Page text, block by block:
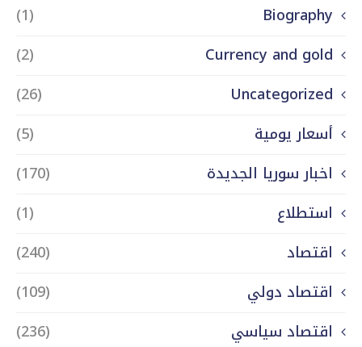
Biography
(1)
Currency and gold
(2)
Uncategorized
(26)
أسعار يومية
(5)
اخبار سوريا الجديدة
(170)
استطلاع
(1)
اقتصاد
(240)
اقتصاد دولي
(109)
اقتصاد سياسي
(236)